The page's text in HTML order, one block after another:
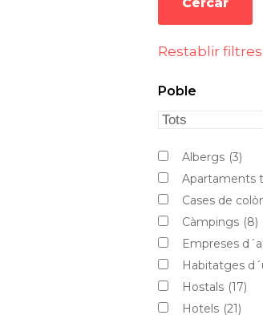
Restablir filtres
Poble
Albergs (3)
Apartaments
Cases de
Càmpings (8)
Empreses
Habitatges
Hostals (17)
Hotels (21)